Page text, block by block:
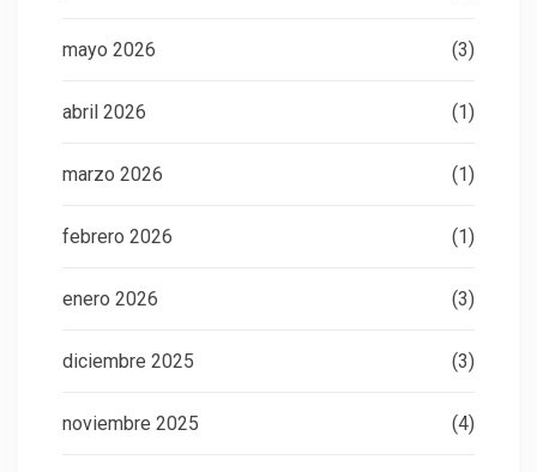
mayo 2026 (3)
abril 2026 (1)
marzo 2026 (1)
febrero 2026 (1)
enero 2026 (3)
diciembre 2025 (3)
noviembre 2025 (4)